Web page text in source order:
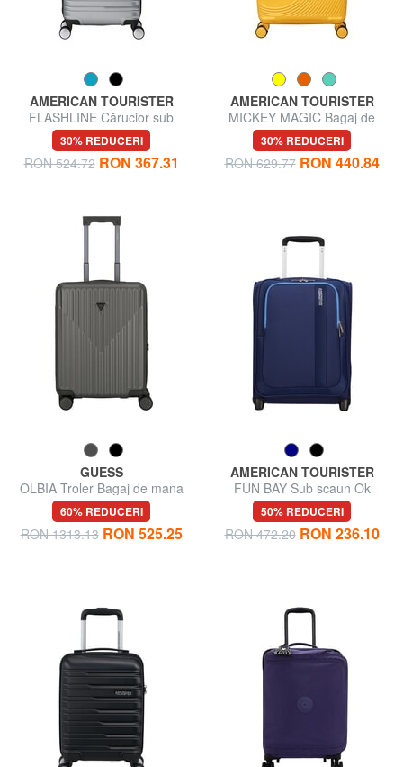
AMERICAN TOURISTER
FLASHLINE Cărucior sub
scaun
30% REDUCERI
RON 524.72 RON 367.31
AMERICAN TOURISTER
MICKEY MAGIC Bagaj de
mână, extensibil
30% REDUCERI
RON 629.77 RON 440.84
GUESS
OLBIA Troler Bagaj de mana
60% REDUCERI
RON 1313.13 RON 525.25
AMERICAN TOURISTER
FUN BAY Sub scaun Ok
Easyjet
50% REDUCERI
RON 472.20 RON 236.10